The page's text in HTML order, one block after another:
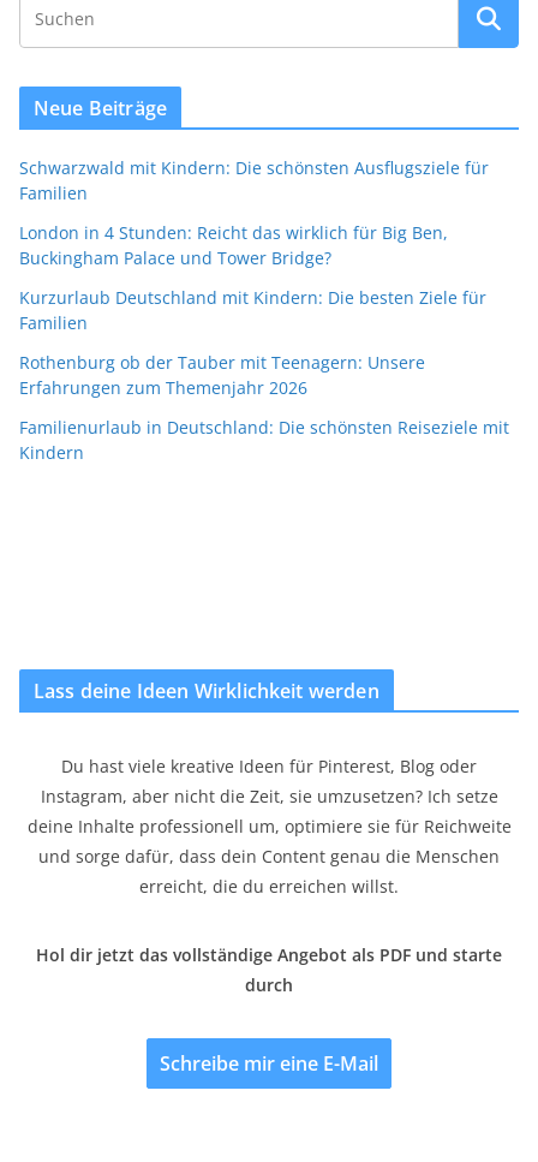
Neue Beiträge
Schwarzwald mit Kindern: Die schönsten Ausflugsziele für
Familien
London in 4 Stunden: Reicht das wirklich für Big Ben,
Buckingham Palace und Tower Bridge?
Kurzurlaub Deutschland mit Kindern: Die besten Ziele für
Familien
Rothenburg ob der Tauber mit Teenagern: Unsere
Erfahrungen zum Themenjahr 2026
Familienurlaub in Deutschland: Die schönsten Reiseziele mit
Kindern
Lass deine Ideen Wirklichkeit werden
Du hast viele kreative Ideen für Pinterest, Blog oder
Instagram, aber nicht die Zeit, sie umzusetzen? Ich setze
deine Inhalte professionell um, optimiere sie für Reichweite
und sorge dafür, dass dein Content genau die Menschen
erreicht, die du erreichen willst.
Hol dir jetzt das vollständige Angebot als PDF und starte
durch
Schreibe mir eine E-Mail